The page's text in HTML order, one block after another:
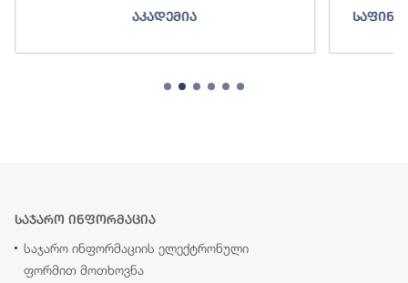
აკადემია
საჯარო ინფორმაცია
საჯარო ინფორმაციის ელექტრონული
ფორმით მოთხოვნა